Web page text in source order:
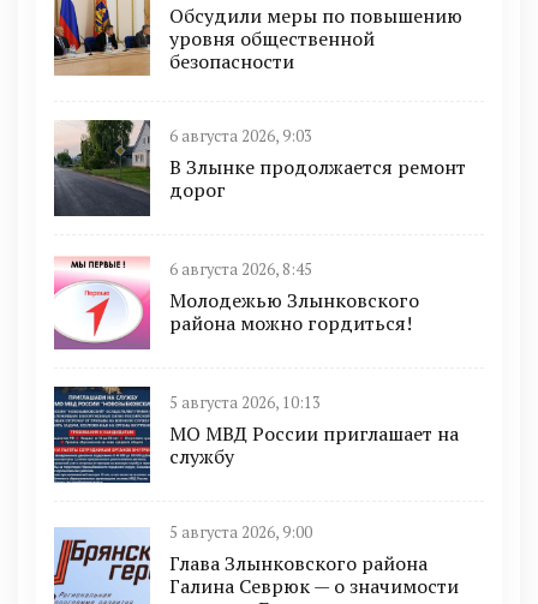
Обсудили меры по повышению
уровня общественной
безопасности
6 августа 2026, 9:03
В Злынке продолжается ремонт
дорог
6 августа 2026, 8:45
Молодежью Злынковского
района можно гордиться!
5 августа 2026, 10:13
МО МВД России приглашает на
службу
5 августа 2026, 9:00
Глава Злынковского района
Галина Севрюк — о значимости